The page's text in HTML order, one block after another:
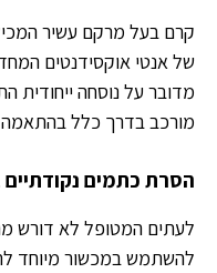
של אנטי אוקסידנטים
מדובר על נוסחה ייחודית
מורכב בדרך כלל בהתאמה
הסרת כתמים
לעתים המטופל לא דורש
להשתמש במכשור מיוחד